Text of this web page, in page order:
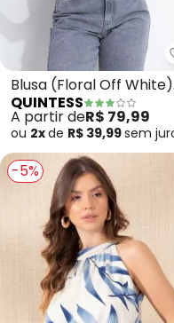
Blusa (Floral Off White)
em Tule
QUINTESS
A partir deR$ 79,99
ou 2xde R$ 39,99sem
-5%